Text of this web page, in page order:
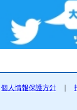
個人情報保護方針 |